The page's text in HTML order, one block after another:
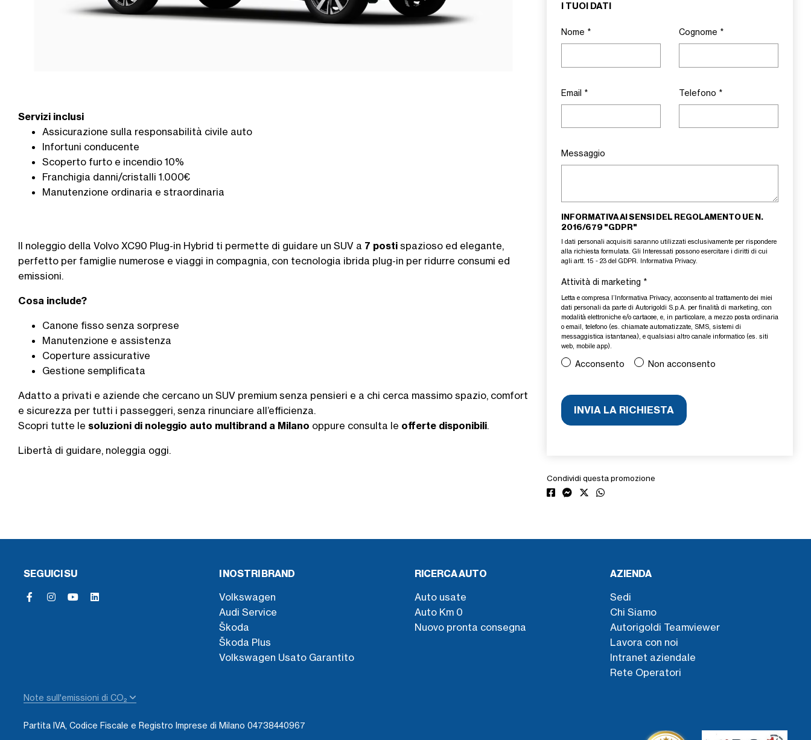
Servizi inclusi
Assicurazione sulla responsabilità civile auto
Infortuni conducente
Scoperto furto e incendio 10%
Franchigia danni/cristalli 1.000€
Manutenzione ordinaria e straordinaria
Il noleggio della Volvo XC90 Plug-in Hybrid ti permette di guidare un SUV a 7 posti spazioso ed elegante,
perfetto per famiglie numerose e viaggi in compagnia, con tecnologia ibrida plug-in per ridurre consumi ed
emissioni.
Cosa include?
Canone fisso senza sorprese
Manutenzione e assistenza
Coperture assicurative
Gestione semplificata
Adatto a privati e aziende che cercano un SUV premium senza pensieri e a chi cerca massimo spazio, comfort
e sicurezza per tutti i passeggeri, senza rinunciare all’efficienza.
Scopri tutte le soluzioni di noleggio auto multibrand a Milano oppure consulta le offerte disponibili.
Libertà di guidare, noleggia oggi.
I TUOI DATI
Nome * Cognome *
Email * Telefono *
Messaggio
INFORMATIVA AI SENSI DEL REGOLAMENTO UE N.
2016/679 "GDPR"
I dati personali acquisiti saranno utilizzati esclusivamente per rispondere
alla richiesta formulata. Gli Interessati possono esercitare i diritti di cui
agli artt. 15 - 23 del GDPR.
Informativa Privacy.
Attività di marketing *
Letta e compresa l’ Informativa Privacy, acconsento al trattamento dei miei
dati personali da parte di Autorigoldi S.p.A. per finalità di marketing, con
modalità elettroniche e/o cartacee, e, in particolare, a mezzo posta ordinaria
o email, telefono (es. chiamate automatizzate, SMS, sistemi di
messaggistica istantanea), e qualsiasi altro canale informatico (es. siti
web, mobile app).
Acconsento Non acconsento
Condividi questa promozione
SEGUICI SU I NOSTRI BRAND
Volkswagen
Audi Service
Škoda
Škoda Plus
Volkswagen Usato Garantito
RICERCA AUTO
Auto usate
Auto Km 0
Nuovo pronta consegna
AZIENDA
Sedi
Chi Siamo
Autorigoldi Teamviewer
Lavora con noi
Intranet aziendale
Rete Operatori
Note sull'emissioni di CO₂
Partita IVA, Codice Fiscale e Registro Imprese di Milano 04738440967